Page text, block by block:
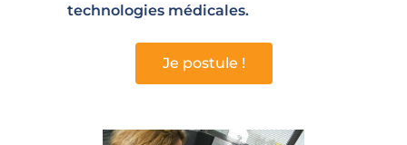
technologies médicales.
Je postule !